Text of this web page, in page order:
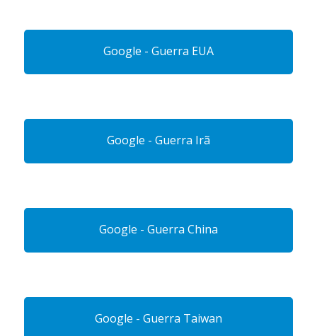
Google - Guerra EUA
Google - Guerra Irã
Google - Guerra China
Google - Guerra Taiwan